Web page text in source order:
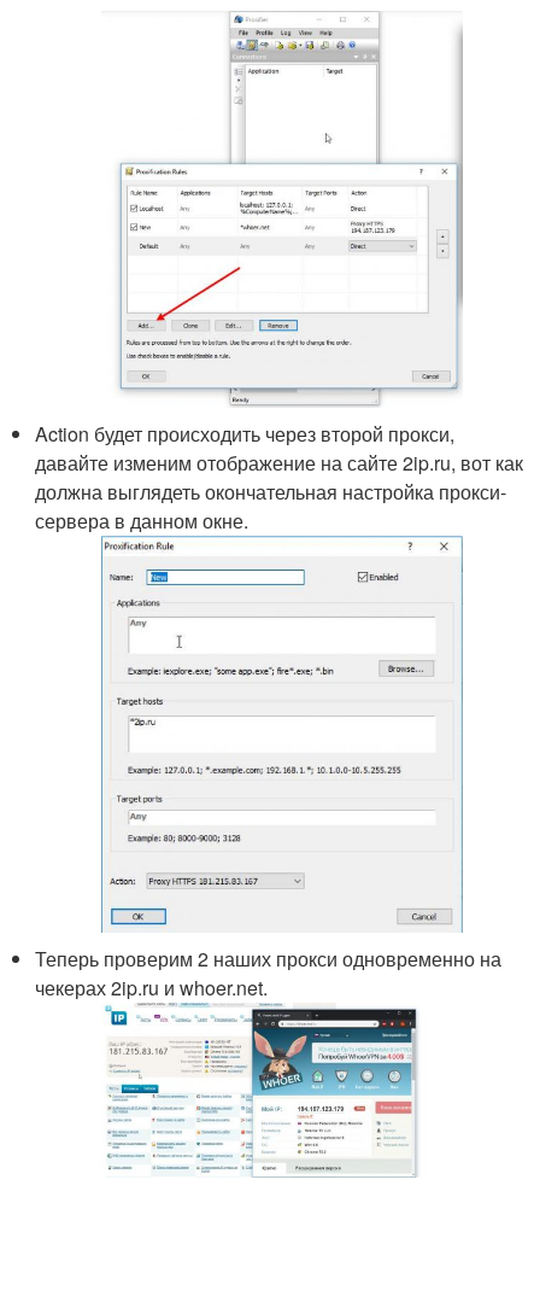
Action будет происходить через второй прокси,
давайте изменим отображение на сайте 2ip.ru, вот как
должна выглядеть окончательная настройка прокси-
сервера в данном окне.
Теперь проверим 2 наших прокси одновременно на
чекерах 2ip.ru и whoer.net.